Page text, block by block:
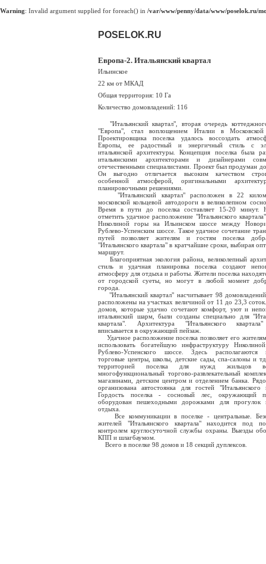
Warning: Invalid argument supplied for foreach() in /var/www/penny/data/www/poselok.ru/
POSELOK.RU
Европа-2. Итальянский квартал
Ильинское
22 км от МКАД
Общая территория: 10 Га
Количество домовладений: 116
"Итальянский квартал", вторая очередь
"Европа", стал воплощением Италии в Московской
Проектировщика поселка удалось воссоздать
Европы, ее радостный и энергичный стиль с
итальянской архитектуры. Концепция поселка была
итальянскими архитекторами и дизайнерами
отечественными специалистами. Проект был продуман
Он выгодно отличается высоким качеством
особенной атмосферой, оригинальными
планировочными решениями.
"Итальянский квартал" расположен в 22
московской кольцевой автодороги в великолепном
Время в пути до поселка составляет 15-20 минут.
отметить удачное расположение "Итальянского
Николиной горы на Ильинском шоссе между
Рублево-Успенским шоссе. Такое удачное сочетание
путей позволяет жителям и гостям поселка
"Итальянского квартала" в кратчайшие сроки, выбирая
маршрут.
Благоприятная экология района, великолепный
стиль и удачная планировка поселка создают
атмосферу для отдыха и работы. Жители поселка
от городской суеты, но могут в любой момент
города.
"Итальянский квартал" насчитывает 98
расположены на участках величиной от 11 до 23,3
домов, которые удачно сочетают комфорт, уют и
итальянский шарм, были созданы специально для
квартала". Архитектура "Итальянского
вписывается в окружающий пейзаж.
Удачное расположение поселка позволяет его
использовать богатейшую инфраструктуру
Рублево-Успенского шоссе. Здесь располагаются
торговые центры, школы, детские сады, спа-салоны и
территорией поселка для нужд жильцов
многофункциональный торгово-развлекательный
магазинами, детским центром и отделением банка.
организована автостоянка для гостей "Итальянского
Гордость поселка - сосновый лес, окружающий
оборудован пешеходными дорожками для прогулок
отдыха.
Все коммуникации в поселке - центральные.
жителей "Итальянского квартала" находится под
контролем круглосуточной службы охраны. Выезды
КПП и шлагбаумом.
Всего в поселке 98 домов и 18 секций дуплексов.